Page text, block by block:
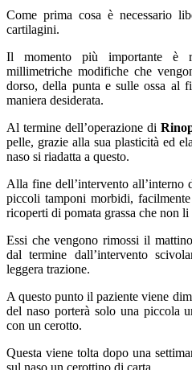
Come prima cosa è necessario
cartilagini.
Il momento più importante è
millimetriche modifiche che
dorso, della punta e sulle ossa al
maniera desiderata.
Al termine dell’operazione di
pelle, grazie alla sua plasticità ed
naso si riadatta a questo.
Alla fine dell’intervento all’interno
piccoli tamponi morbidi,
ricoperti di pomata grassa che non
Essi che vengono rimossi il
dal termine dall’intervento
leggera trazione.
A questo punto il paziente viene
del naso porterà solo una piccola
con un cerotto.
Questa viene tolta dopo una
sul naso un cerottino di carta.